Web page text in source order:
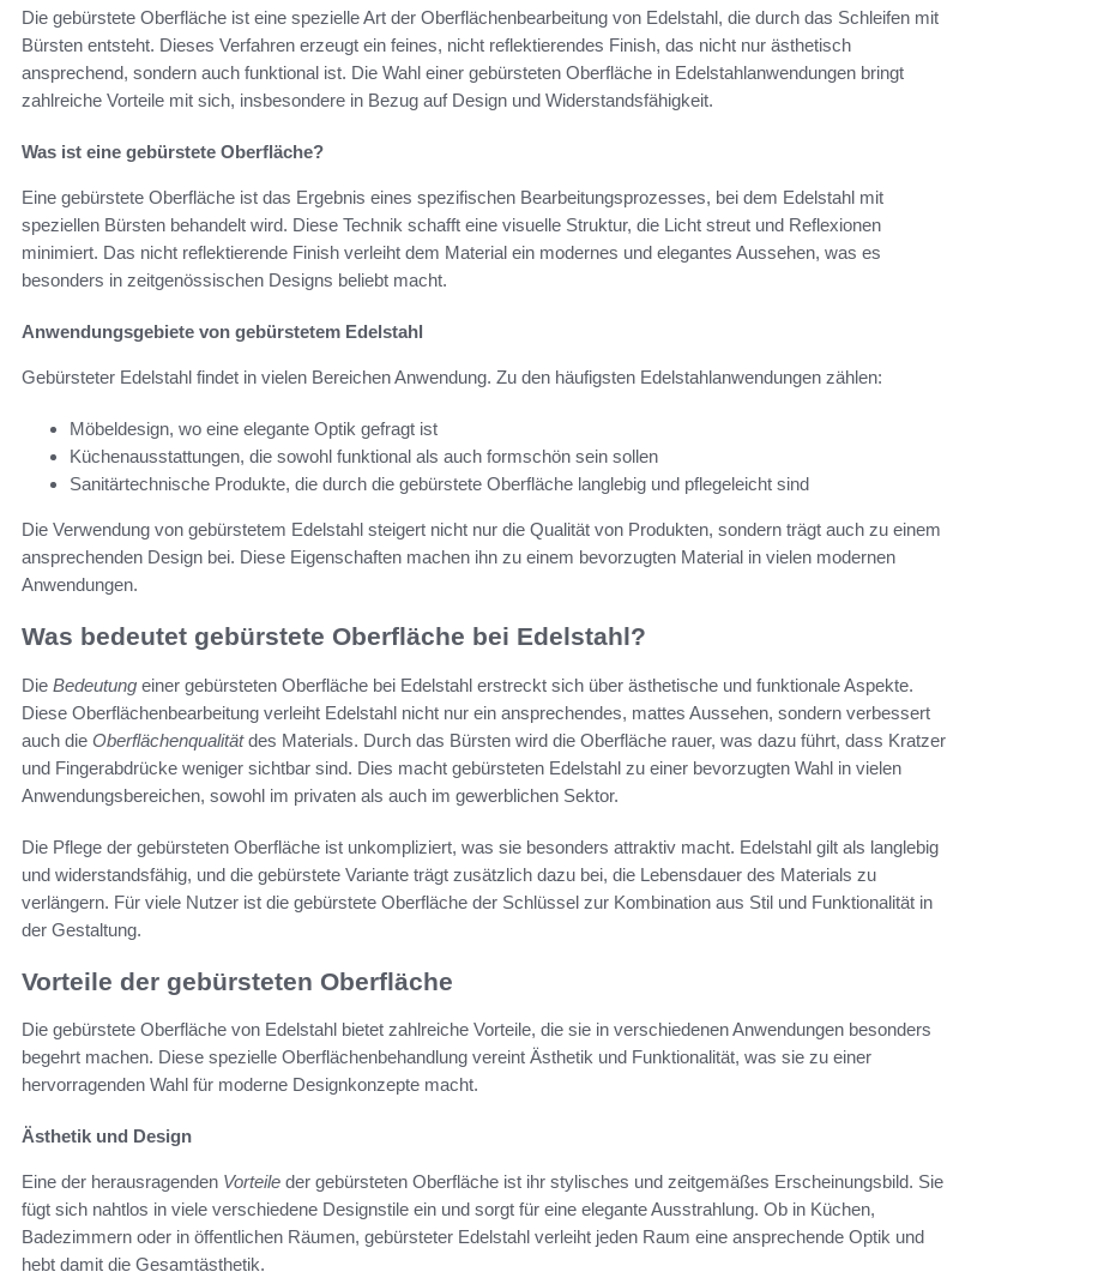
Die gebürstete Oberfläche ist eine spezielle Art der Oberflächenbearbeitung von Edelstahl, die durch das Schleifen mit
Bürsten entsteht. Dieses Verfahren erzeugt ein feines, nicht reflektierendes Finish, das nicht nur ästhetisch
ansprechend, sondern auch funktional ist. Die Wahl einer gebürsteten Oberfläche in Edelstahlanwendungen bringt
zahlreiche Vorteile mit sich, insbesondere in Bezug auf Design und Widerstandsfähigkeit.
Was ist eine gebürstete Oberfläche?
Eine gebürstete Oberfläche ist das Ergebnis eines spezifischen Bearbeitungsprozesses, bei dem Edelstahl mit
speziellen Bürsten behandelt wird. Diese Technik schafft eine visuelle Struktur, die Licht streut und Reflexionen
minimiert. Das nicht reflektierende Finish verleiht dem Material ein modernes und elegantes Aussehen, was es
besonders in zeitgenössischen Designs beliebt macht.
Anwendungsgebiete von gebürstetem Edelstahl
Gebürsteter Edelstahl findet in vielen Bereichen Anwendung. Zu den häufigsten Edelstahlanwendungen zählen:
Möbeldesign, wo eine elegante Optik gefragt ist
Küchenausstattungen, die sowohl funktional als auch formschön sein sollen
Sanitärtechnische Produkte, die durch die gebürstete Oberfläche langlebig und pflegeleicht sind
Die Verwendung von gebürstetem Edelstahl steigert nicht nur die Qualität von Produkten, sondern trägt auch zu einem
ansprechenden Design bei. Diese Eigenschaften machen ihn zu einem bevorzugten Material in vielen modernen
Anwendungen.
Was bedeutet gebürstete Oberfläche bei Edelstahl?
Die Bedeutung einer gebürsteten Oberfläche bei Edelstahl erstreckt sich über ästhetische und funktionale Aspekte.
Diese Oberflächenbearbeitung verleiht Edelstahl nicht nur ein ansprechendes, mattes Aussehen, sondern verbessert
auch die Oberflächenqualitätdes Materials. Durch das Bürsten wird die Oberfläche rauer, was dazu führt, dass Kratzer
und Fingerabdrücke weniger sichtbar sind. Dies macht gebürsteten Edelstahl zu einer bevorzugten Wahl in vielen
Anwendungsbereichen, sowohl im privaten als auch im gewerblichen Sektor.
Die Pflege der gebürsteten Oberfläche ist unkompliziert, was sie besonders attraktiv macht. Edelstahl gilt als langlebig
und widerstandsfähig, und die gebürstete Variante trägt zusätzlich dazu bei, die Lebensdauer des Materials zu
verlängern. Für viele Nutzer ist die gebürstete Oberfläche der Schlüssel zur Kombination aus Stil und Funktionalität in
der Gestaltung.
Vorteile der gebürsteten Oberfläche
Die gebürstete Oberfläche von Edelstahl bietet zahlreiche Vorteile, die sie in verschiedenen Anwendungen besonders
begehrt machen. Diese spezielle Oberflächenbehandlung vereint Ästhetik und Funktionalität, was sie zu einer
hervorragenden Wahl für moderne Designkonzepte macht.
Ästhetik und Design
Eine der herausragenden Vorteile der gebürsteten Oberfläche ist ihr stylisches und zeitgemäßes Erscheinungsbild. Sie
fügt sich nahtlos in viele verschiedene Designstile ein und sorgt für eine elegante Ausstrahlung. Ob in Küchen,
Badezimmern oder in öffentlichen Räumen, gebürsteter Edelstahl verleiht jeden Raum eine ansprechende Optik und
hebt damit die Gesamtästhetik.